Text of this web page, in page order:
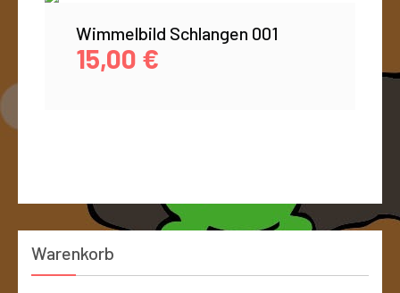
Wimmelbild Schlangen 001
15,00 €
Warenkorb